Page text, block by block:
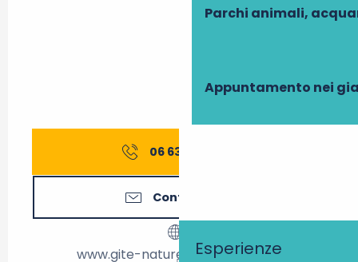
Parchi animali,
Appuntamento nei
Esperienze
06 63 48 28
Contattateci
www.gite-nature-chateaux.com